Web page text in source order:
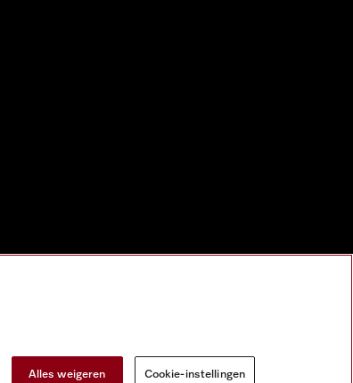
Alles weigeren Cookie-instellingen